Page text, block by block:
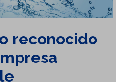
reconocido